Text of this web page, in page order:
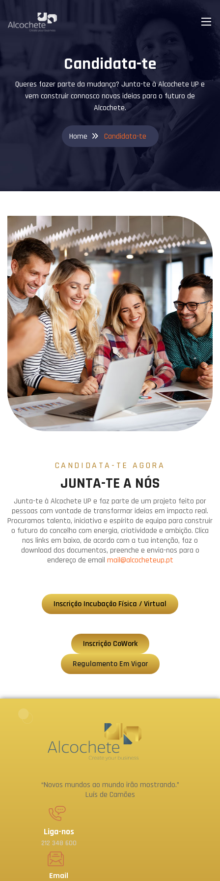
Candidata-te
Queres fazer parte da mudança? Junta-te à Alcochete UP e
vem construir connosco novas ideias para o futuro de
Alcochete.
Home Candidata-te
CANDIDATA-TE AGORA
JUNTA-TE A NÓS
Junta-te à Alcochete UP e faz parte de um projeto feito por
pessoas com vontade de transformar ideias em impacto real.
Procuramos talento, iniciativa e espírito de equipa para construir
o futuro do concelho com energia, criatividade e ambição. Clica
nos links em baixo, de acordo com a tua intenção, faz o
download dos documentos, preenche e envia-nos para o
endereço de email mail@alcocheteup.pt
Inscrição Incubação Física / Virtual
Inscrição CoWork
Regulamento Em Vigor
“Novos mundos ao mundo irão mostrando.”
Luís de Camões
Liga-nos
212 348 600
Email